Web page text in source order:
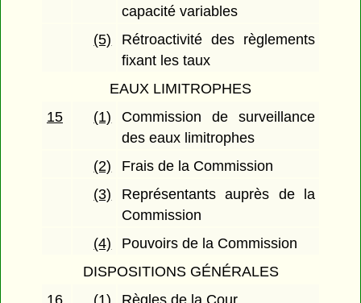
capacité variables
(5)
Rétroactivité des règlements
fixant les taux
EAUX LIMITROPHES
15
(1)
Commission de surveillance
des eaux limitrophes
(2)
Frais de la Commission
(3)
Représentants auprès de la
Commission
(4)
Pouvoirs de la Commission
DISPOSITIONS GÉNÉRALES